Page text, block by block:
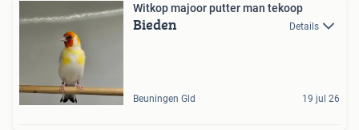
Witkop majoor putter man tekoop
Bieden Details
Beuningen Gld 19 jul 26